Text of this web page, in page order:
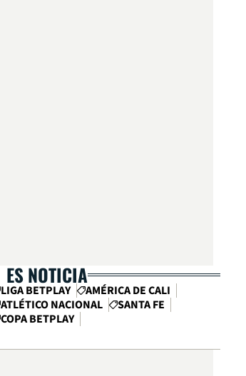
ES NOTICIA
LIGA BETPLAY
AMÉRICA DE CALI
ATLÉTICO NACIONAL
SANTA FE
COPA BETPLAY